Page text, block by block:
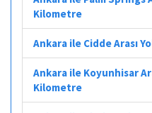
Kilometre
Ankara ile Cidde Arası
Ankara ile Koyunhisar
Kilometre